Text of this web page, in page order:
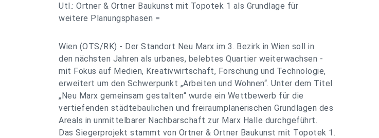
Utl.: Ortner & Ortner Baukunst mit Topotek 1 als Grundlage für
weitere Planungsphasen =
Wien (OTS/RK) - Der Standort Neu Marx im 3. Bezirk in Wien soll in
den nächsten Jahren als urbanes, belebtes Quartier weiterwachsen -
mit Fokus auf Medien, Kreativwirtschaft, Forschung und Technologie,
erweitert um den Schwerpunkt „Arbeiten und Wohnen“. Unter dem Titel
„Neu Marx gemeinsam gestalten“ wurde ein Wettbewerb für die
vertiefenden städtebaulichen und freiraumplanerischen Grundlagen des
Areals in unmittelbarer Nachbarschaft zur Marx Halle durchgeführt.
Das Siegerprojekt stammt von Ortner & Ortner Baukunst mit Topotek 1.